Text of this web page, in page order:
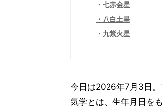
七赤金星
八白土星
九紫火星
今日は2026年7月3日。
気学とは、生年月日を